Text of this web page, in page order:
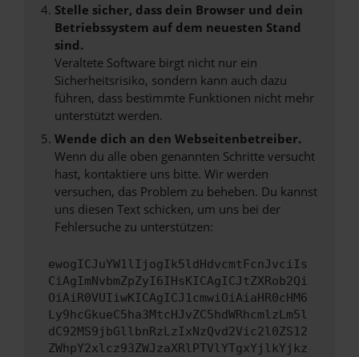
Stelle sicher, dass dein Browser und dein
Betriebssystem auf dem neuesten Stand
sind.
Veraltete Software birgt nicht nur ein
Sicherheitsrisiko, sondern kann auch dazu
führen, dass bestimmte Funktionen nicht mehr
unterstützt werden.
Wende dich an den Webseitenbetreiber.
Wenn du alle oben genannten Schritte versucht
hast, kontaktiere uns bitte. Wir werden
versuchen, das Problem zu beheben. Du kannst
uns diesen Text schicken, um uns bei der
Fehlersuche zu unterstützen:
ewogICJuYW1lIjogIk5ldHdvcmtFcnJvciIs
CiAgImNvbmZpZyI6IHsKICAgICJtZXRob2Qi
OiAiR0VUIiwKICAgICJ1cmwiOiAiaHR0cHM6
Ly9hcGkueC5ha3MtcHJvZC5hdWRhcmlzLm5l
dC92MS9jbGllbnRzLzIxNzQvd2Vic2l0ZS12
ZWhpY2xlcz93ZWJzaXRlPTVlYTgxYjlkYjkz